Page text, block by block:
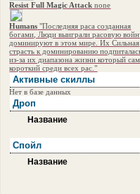
Resist Full Magic Attack none
Humans "Последняя раса созданная
богами, Люди выиграли расовую
доминируют в этом мире. Их Сильная
страсть к доминированию
из-за их диапазона жизни который
короткий среди всех рас."
Активные скиллы
Нет в базе данных
Дроп
Название
Спойл
Название